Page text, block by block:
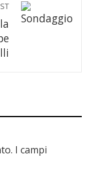
I campi